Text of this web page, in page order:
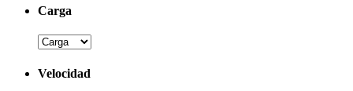
Carga
Velocidad